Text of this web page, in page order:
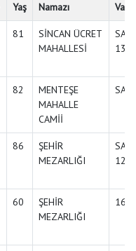
Yaş
Namazı
Vakit
81
SİNCAN ÜCRET
MAHALLESİ
82
MENTEŞE
MAHALLE
CAMİİ
86
ŞEHİR
MEZARLIĞI
60
ŞEHİR
MEZARLIĞI